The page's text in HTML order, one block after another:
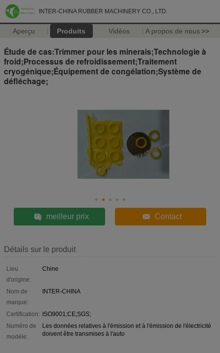
INTER-CHINA RUBBER MACHINERY CO., LTD.
Aperçu Produits Vidéos A propos de nous>>
Étude de cas:Trimmer pour les minerais;Technologie à
froid;Processus de refroidissement;Traitement
cryogénique;Équipement de congélation;Système de
défléchage;
meilleur prix Contact
Détails sur le produit
Lieu
d'origine:
Chine
Nom de
marque:
INTER-CHINA
Certification: ISO9001;CE;SGS;
Numéro de
modèle:
Les données relatives à l'émission et à l'émission de l'électricité
doivent être transmises à l'auto